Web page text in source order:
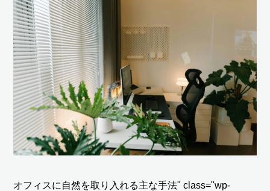
オフィスに自然を取り入れる主な手法" class="wp-